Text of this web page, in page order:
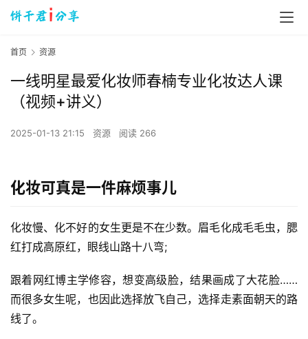
首页 资源
一线明星最爱化妆师春楠专业化妆达人课
（视频+讲义）
2025-01-13 21:15 资源 阅读 266
化妆可真是一件麻烦事儿
化妆慢、化不好的女生更是不在少数。眉毛化成毛毛虫，腮
红打成高原红，眼线山路十八弯;
跟着网红博主学修容，想变高级脸，结果画成了大花脸……
而很多女生呢，也因此选择放飞自己，选择走素面朝天的路
线了。